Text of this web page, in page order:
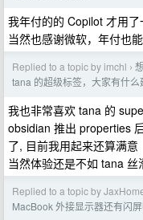
我年付的的 Copilot 才用
当然也感谢微软，年付也
Replied to a topic by imchl ›
tana 的超级标签，大家有什么
我也非常喜欢 tana 的
obsidian 推出 properties
了, 目前我用起来还算满意
当然体验还是不如 tana
Replied to a topic by
MacBook 外接显示器还有闪